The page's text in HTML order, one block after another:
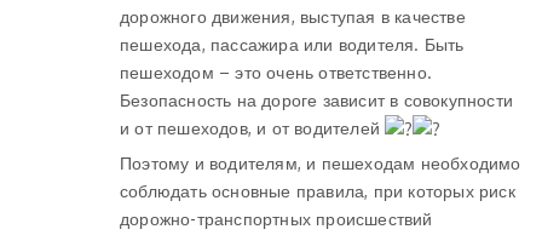
дорожного движения, выступая в качестве
пешехода, пассажира или водителя. Быть
пешеходом – это очень ответственно.
Безопасность на дороге зависит в совокупности
и от пешеходов, и от водителей
Поэтому и водителям, и пешеходам необходимо
соблюдать основные правила, при которых риск
дорожно-транспортных происшествий